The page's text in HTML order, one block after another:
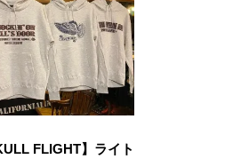
FLIGHT】ライト